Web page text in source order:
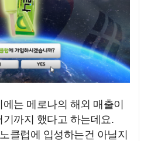
는 메로나의 해외 매출이
까지 했다고 하는데요.
클럽에 입성하는건 아닐지